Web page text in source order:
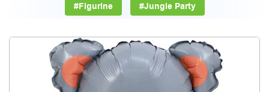
#Figurine #Jungle Party